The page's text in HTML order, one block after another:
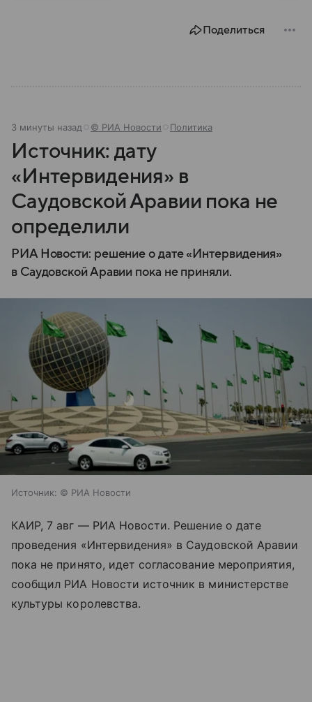
Поделиться
3 минуты назад © РИА Новости Политика
Источник: дату
«Интервидения» в
Саудовской Аравии пока не
определили
РИА Новости: решение о дате «Интервидения»
в Саудовской Аравии пока не приняли.
Источник: © РИА Новости
КАИР, 7 авг — РИА Новости. Решение о дате
проведения «Интервидения» в Саудовской Аравии
пока не принято, идет согласование мероприятия,
сообщил РИА Новости источник в министерстве
культуры королевства.